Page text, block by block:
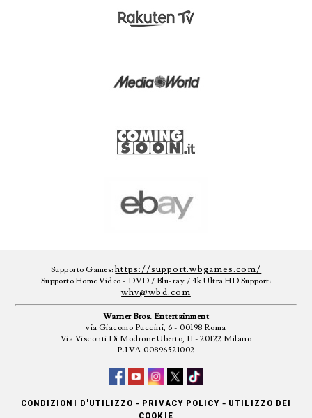
Supporto Games:https://support.wbgames.com/
Supporto Home Video - DVD / Blu-ray / 4k Ultra HD Support:
whv@wbd.com
Warner Bros. Entertainment
via Giacomo Puccini, 6 - 00198 Roma
Via Visconti Di Modrone Uberto, 11 - 20122 Milano
P.IVA 00896521002
CONDIZIONI D'UTILIZZO - PRIVACY POLICY - UTILIZZO DEI
COOKIE